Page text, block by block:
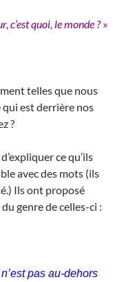
c’est quoi, le monde ?»
telles que nous
qui est derrière nos
?
ce qu’ils
avec des mots (ils
Ils ont proposé
genre de celles-ci :
pas au-dehors